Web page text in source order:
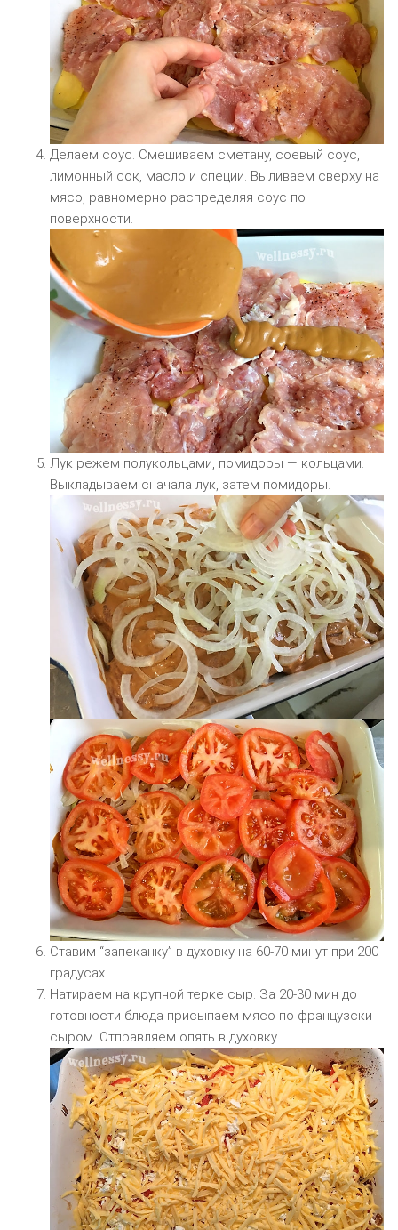
Делаем соус. Смешиваем сметану, соевый соус,
лимонный сок, масло и специи. Выливаем сверху на
мясо, равномерно распределяя соус по
поверхности.
Лук режем полукольцами, помидоры — кольцами.
Выкладываем сначала лук, затем помидоры.
Ставим “запеканку” в духовку на 60-70 минут при 200
градусах.
Натираем на крупной терке сыр. За 20-30 мин до
готовности блюда присыпаем мясо по французски
сыром. Отправляем опять в духовку.